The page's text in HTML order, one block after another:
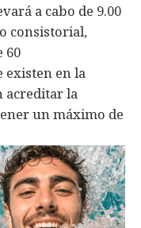
a cabo de 9.00
consistorial,
60
existen en la
acreditar la
un máximo de